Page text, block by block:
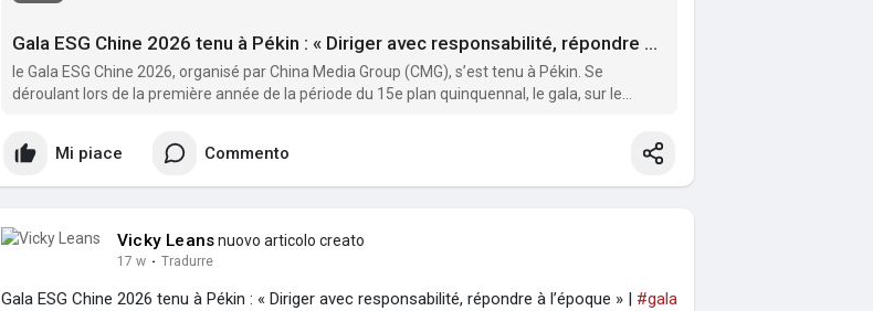
Gala ESG Chine 2026 tenu à Pékin : « Diriger avec responsabilité, répondre à l’époque »
le Gala ESG Chine 2026, organisé par China Media Group (CMG), s’est tenu à Pékin. Se
déroulant lors de la première année de la période du 15e plan quinquennal, le gala, sur le
Mi piace Commento
Vicky Leansnuovo articolo creato
17 w · Tradurre
Gala ESG Chine 2026 tenu à Pékin : « Diriger avec responsabilité, répondre à l’époque » | #gala